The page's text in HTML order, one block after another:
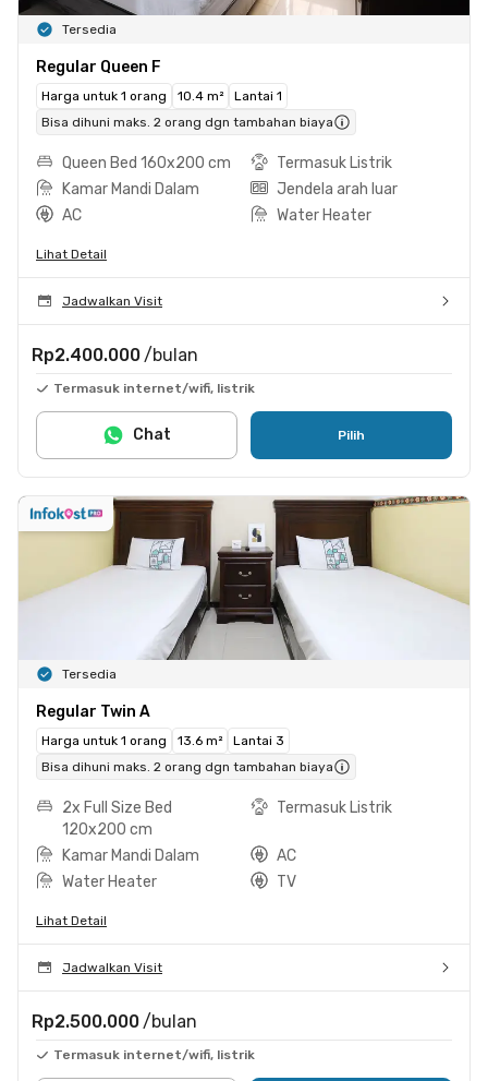
Tersedia
Regular Queen F
Harga untuk 1 orang 10.4 m²
Lantai 1
Bisa dihuni maks. 2 orang dgn tambahan biaya
Queen Bed 160x200 cm
Termasuk Listrik
Kamar Mandi Dalam
Jendela arah luar
AC
Water Heater
Lihat Detail
Jadwalkan Visit
Rp2.400.000 /bulan
Termasuk internet/wifi, listrik
Pilih
Chat
Tersedia
Regular Twin A
Harga untuk 1 orang 13.6 m²
Lantai 3
Bisa dihuni maks. 2 orang dgn tambahan biaya
2x Full Size Bed
120x200 cm
Termasuk Listrik
Kamar Mandi Dalam
AC
Water Heater
TV
Lihat Detail
Jadwalkan Visit
Rp2.500.000 /bulan
Termasuk internet/wifi, listrik